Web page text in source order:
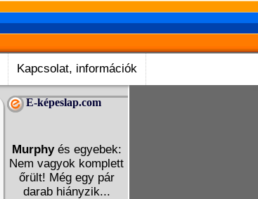
Kapcsolat, információk
E-képeslap.com
Murphyés egyebek:
Nem vagyok komplett
őrült! Még egy pár
darab hiányzik...